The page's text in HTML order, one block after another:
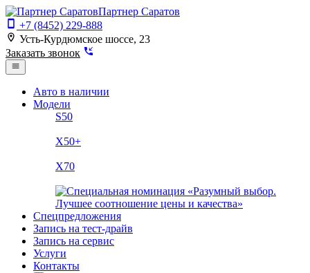
Партнер Саратов
+7 (8452) 229-888
Усть-Курдюмское шоссе, 23
Заказать звонок
Авто в наличии
Модели
S50
X50+
X70
Спецпредложения
Запись на тест-драйв
Запись на сервис
Услуги
Контакты